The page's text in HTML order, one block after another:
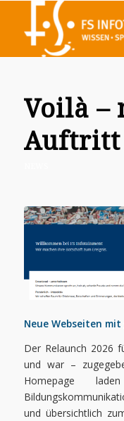
Voilà –
Auftritt
Neue Webseiten
Der Relaunch 2026
und war –
Homepage
und übersichtlich